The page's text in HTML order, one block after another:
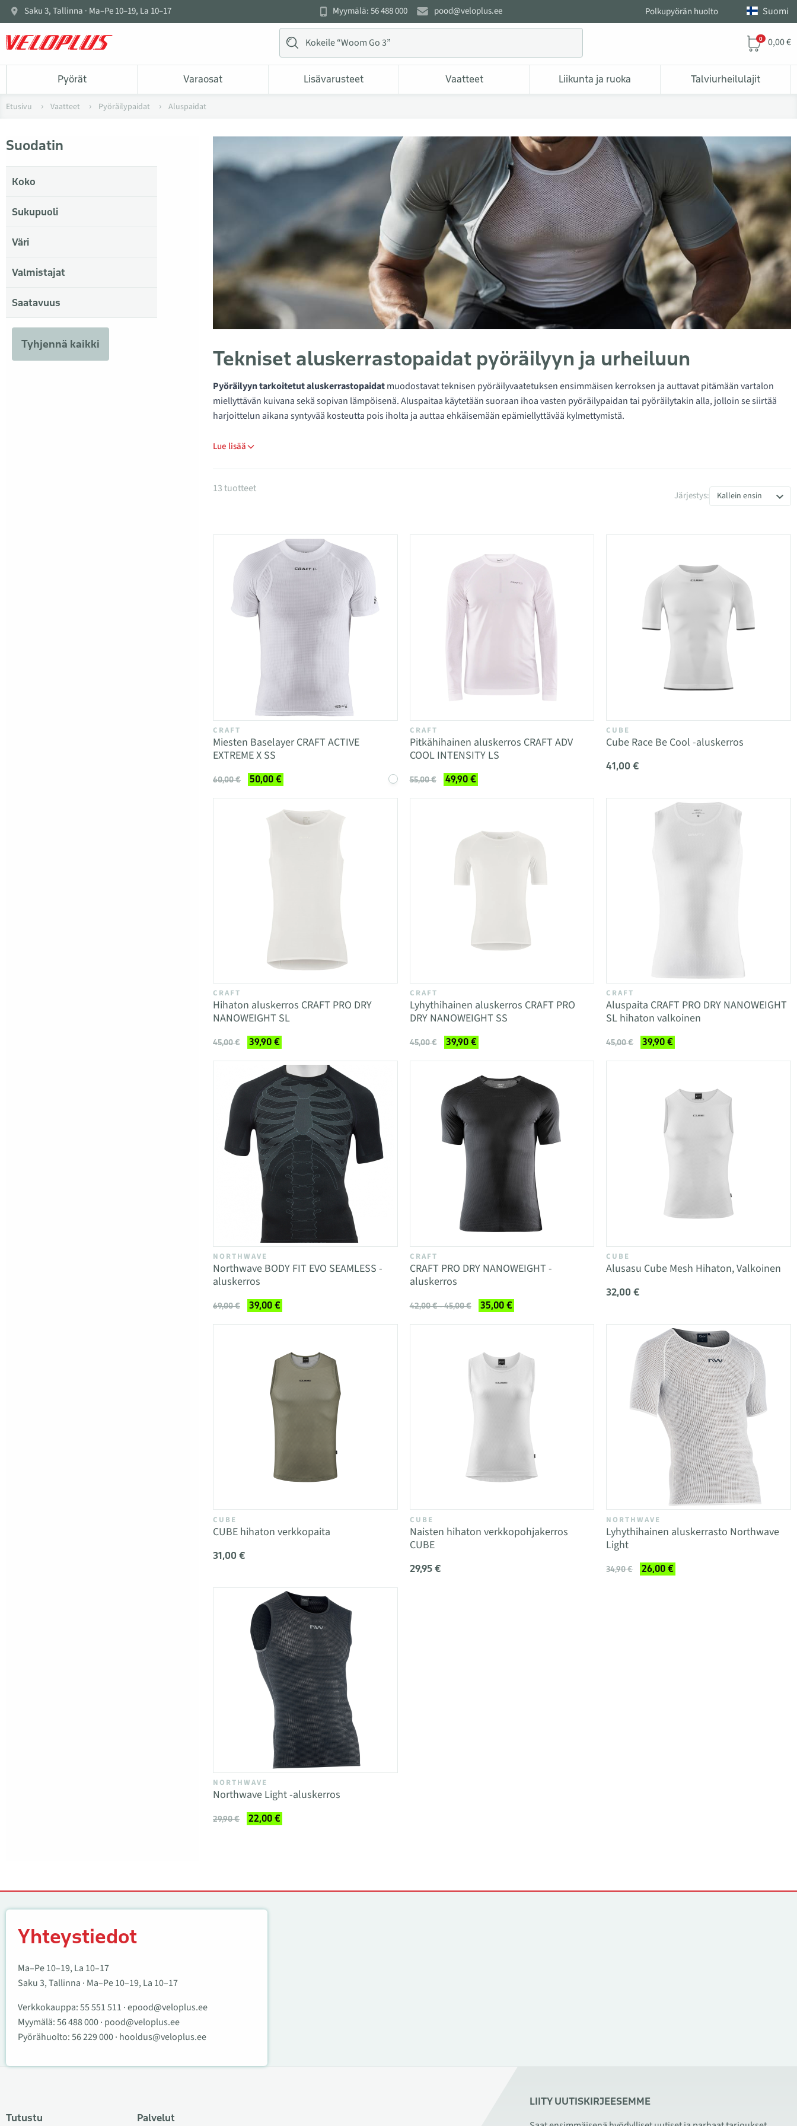
Saku 3, Tallinna · Ma–Pe 10–19, La 10–17 Myymälä: 56 488 000 pood@veloplus.ee Polkupyörän huolto Suomi
0 0,00 €
Pyörät Varaosat Lisävarusteet Vaatteet Liikunta ja ruoka Talviurheilulajit
Etusivu Vaatteet Pyöräilypaidat Aluspaidat
Tekniset aluskerrastopaidat pyöräilyyn ja urheiluun
Pyöräilyyn tarkoitetut aluskerrastopaidatmuodostavat teknisen pyöräilyvaatetuksen ensimmäisen kerroksen ja auttavat pitämään vartalon
miellyttävän kuivana sekä sopivan lämpöisenä. Aluspaitaa käytetään suoraan ihoa vasten pyöräilypaidan tai pyöräilytakin alla, jolloin se siirtää
harjoittelun aikana syntyvää kosteutta pois iholta ja auttaa ehkäisemään epämiellyttävää kylmettymistä.
Lue lisää
Suodatin
Koko
Sukupuoli
Väri
Valmistajat
Saatavuus
Tyhjennä kaikki
Tuotteet kategoriassa Aluspaidat
13 tuotteet
Järjestys: Kallein ensin
CRAFT
Miesten Baselayer CRAFT ACTIVE
EXTREME X SS
60,00 € 50,00 €
CRAFT
Pitkähihainen aluskerros CRAFT ADV
COOL INTENSITY LS
55,00 € 49,90 €
CUBE
Cube Race Be Cool -aluskerros
41,00 €
CRAFT
Hihaton aluskerros CRAFT PRO DRY
NANOWEIGHT SL
45,00 € 39,90 €
CRAFT
Lyhythihainen aluskerros CRAFT PRO
DRY NANOWEIGHT SS
45,00 € 39,90 €
CRAFT
Aluspaita CRAFT PRO DRY NANOWEIGHT
SL hihaton valkoinen
45,00 € 39,90 €
NORTHWAVE
Northwave BODY FIT EVO SEAMLESS -
aluskerros
69,00 € 39,00 €
CRAFT
CRAFT PRO DRY NANOWEIGHT -
aluskerros
42,00 € - 45,00 € 35,00 €
CUBE
Alusasu Cube Mesh Hihaton, Valkoinen
32,00 €
CUBE
CUBE hihaton verkkopaita
31,00 €
CUBE
Naisten hihaton verkkopohjakerros
CUBE
29,95 €
NORTHWAVE
Lyhythihainen aluskerrasto Northwave
Light
34,90 € 26,00 €
NORTHWAVE
Northwave Light -aluskerros
29,90 € 22,00 €
Yhteystiedot
Ma–Pe 10–19, La 10–17
Saku 3, Tallinna · Ma–Pe 10–19, La 10–17
Verkkokauppa:55 551 511 ·epood@veloplus.ee
Myymälä:56 488 000· pood@veloplus.ee
Pyörähuolto:56 229 000· hooldus@veloplus.ee
Tutustu Palvelut
LIITY UUTISKIRJEESEMME